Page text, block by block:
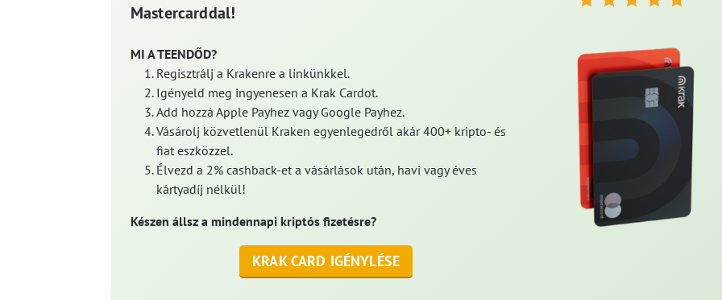
Mastercarddal!
MI A TEENDŐD?
Regisztrálj a Krakenre a linkünkkel.
Igényeld meg ingyenesen a Krak Cardot.
Add hozzá Apple Payhez vagy Google Payhez.
Vásárolj közvetlenül Kraken egyenlegedről akár 400+ kripto- és
fiat eszközzel.
Élvezd a 2% cashback-et a vásárlások után, havi vagy éves
kártyadíj nélkül!
Készen állsz a mindennapi kriptós fizetésre?
KRAK CARD IGÉNYLÉSE